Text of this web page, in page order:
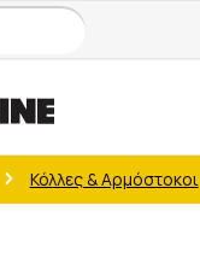
Κόλλες & Αρμόστοκοι